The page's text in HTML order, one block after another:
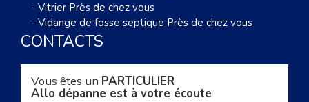
- Vitrier Près de chez vous
- Vidange de fosse septique Près de chez vous
CONTACTS
Vous êtes un PARTICULIER
Allo dépanne est à votre écoute